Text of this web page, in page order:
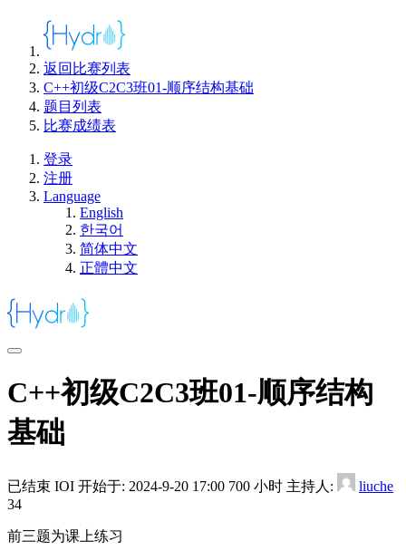
返回比赛列表
C++初级C2C3班01-顺序结构基础
题目列表
比赛成绩表
登录
注册
Language
English
한국어
简体中文
正體中文
C++初级C2C3班01-顺序结构
基础
已结束 IOI 开始于: 2024-9-20 17:00 700 小时 主持人:
liuche
34
前三题为课上练习